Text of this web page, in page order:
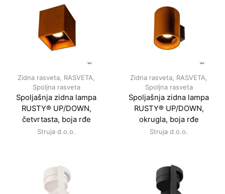
Zidna rasveta RASVETA
Spoljna rasveta
Spoljašnja zidna lampa
RUSTY® UP/DOWN,
četvrtasta, boja rđe
Struja d.o.o.
Zidna rasveta RASVETA
Spoljna rasveta
Spoljašnja zidna lampa
RUSTY® UP/DOWN,
okrugla, boja rđe
Struja d.o.o.